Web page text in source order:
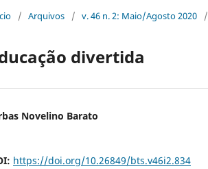
/ Arquivos / v. 46 n. 2: Maio/Agosto 2020 /
divertida
Novelino Barato
https://doi.org/10.26849/bts.v46i2.834